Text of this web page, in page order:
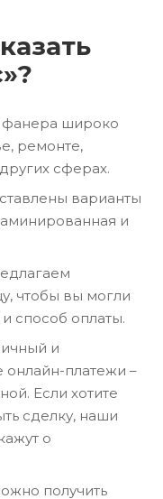
фанера широко
ремонте,
сферах.
варианты
и
чтобы вы могли
способ оплаты.
и
онлайн-платежи –
Если хотите
сделку, наши
о
получить